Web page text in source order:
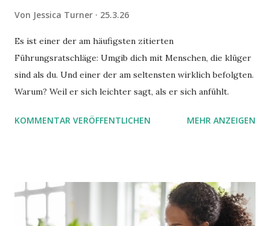
Von Jessica Turner 25.3.26
Es ist einer der am häufigsten zitierten
Führungsratschläge: Umgib dich mit Menschen, die klüger
sind als du. Und einer der am seltensten wirklich befolgten.
Warum? Weil er sich leichter sagt, als er sich anfühlt.
KOMMENTAR VERÖFFENTLICHEN MEHR ANZEIGEN